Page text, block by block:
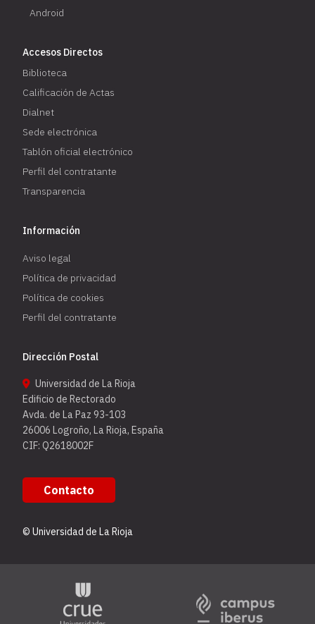
Android
Accesos Directos
Biblioteca
Calificación de Actas
Dialnet
Sede electrónica
Tablón oficial electrónico
Perfil del contratante
Transparencia
Información
Aviso legal
Política de privacidad
Política de cookies
Perfil del contratante
Dirección Postal
Universidad de La Rioja
Edificio de Rectorado
Avda. de La Paz 93-103
26006 Logroño, La Rioja, España
CIF: Q2618002F
Contacto
© Universidad de La Rioja